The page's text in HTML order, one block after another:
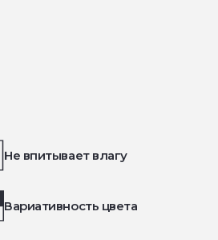
Не впитывает влагу
Вариативность цвета